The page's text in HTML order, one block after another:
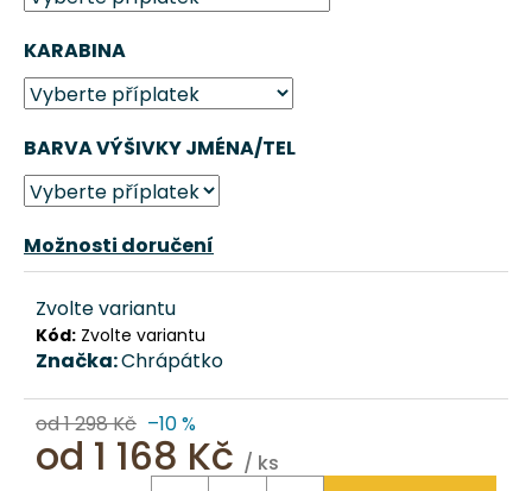
KARABINA
BARVA VÝŠIVKY JMÉNA/TEL
Možnosti doručení
Zvolte variantu
Kód: Zvolte variantu
Značka:Chrápátko
od 1 298 Kč –10 %
od 1 168 Kč / ks
LAHVOVĚ
ZELENÁ
CHRÁPÁTKO®
1
665
Kč
Původně:
850
Kč